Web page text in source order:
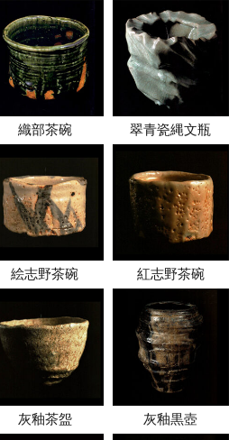
織部茶碗 翠青瓷縄文瓶
絵志野茶碗 紅志野茶碗
灰釉茶盌 灰釉黒壺